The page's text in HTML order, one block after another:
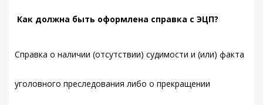
Как должна быть оформлена справка с ЭЦП?
Справка о наличии (отсутствии) судимости и (или) факта
уголовного преследования либо о прекращении